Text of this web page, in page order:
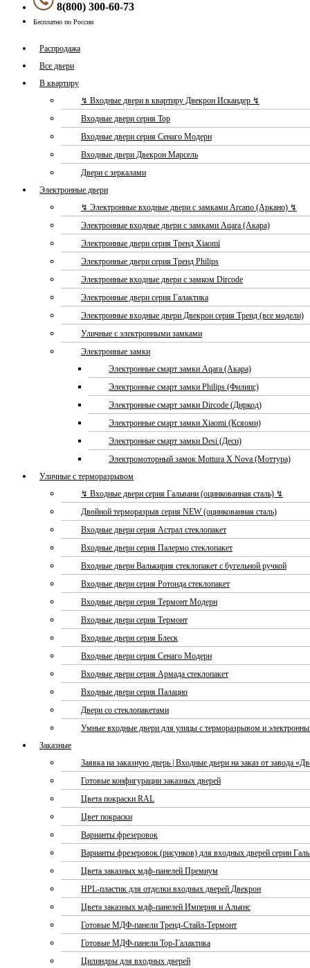
8(800) 300-60-73
Бесплатно по России
Меню
Распродажа
Все двери
В квартиру
↯ Входные двери в квартиру Двекрон Искандер ↯
Входные двери серия Тор
Входные двери серия Сенаго Модерн
Входные двери Двекрон Марсель
Двери с зеркалами
Электронные двери
↯ Электронные входные двери с замками Arcano (Аркано) ↯
Электронные входные двери с замками Aqara (Акара)
Электронные двери серия Тренд Xiaomi
Электронные двери серия Тренд Philips
Электронные входные двери с замком Dircode
Электронные двери серия Галактика
Электронные входные двери Двекрон серия Тренд (все модели)
Уличные с электронными замками
Электронные замки
Электронные смарт замки Aqara (Акара)
Электронные смарт замки Philips (Филипс)
Электронные смарт замки Dircode (Диркод)
Электронные смарт замки Xiaomi (Ксяоми)
Электронные смарт замки Desi (Деси)
Электромоторный замок Mottura X Nova (Моттура)
Уличные с терморазрывом
↯ Входные двери серия Гальвани (оцинкованная сталь) ↯
Двойной терморазрыв серия NEW (оцинкованная сталь)
Входные двери серия Астрал стеклопакет
Входные двери серия Палермо стеклопакет
Входные двери Валькирия стеклопакет с бугельной ручкой
Входные двери серия Ротонда стеклопакет
Входные двери серия Термонт Модерн
Входные двери серия Термонт
Входные двери серия Блеск
Входные двери серия Сенаго Модерн
Входные двери серия Армада стеклопакет
Входные двери серия Палацио
Двери со стеклопакетами
Умные входные двери для улицы с терморазрывом и
Заказные
Заявка на заказную дверь | Входные двери на заказ от завода
Готовые конфигурации заказных дверей
Цвета покраски RAL
Цвет покраски
Варианты фрезеровок
Варианты фрезеровок (рисунков) для входных дверей серии
Цвета заказных мдф-панелей Премиум
HPL-пластик для отделки входных дверей Двекрон
Цвета заказных мдф-панелей Империя и Альянс
Готовые МДФ-панели Тренд-Стайл-Термонт
Готовые МДФ-панели Тор-Галактика
Цилиндры для входных дверей